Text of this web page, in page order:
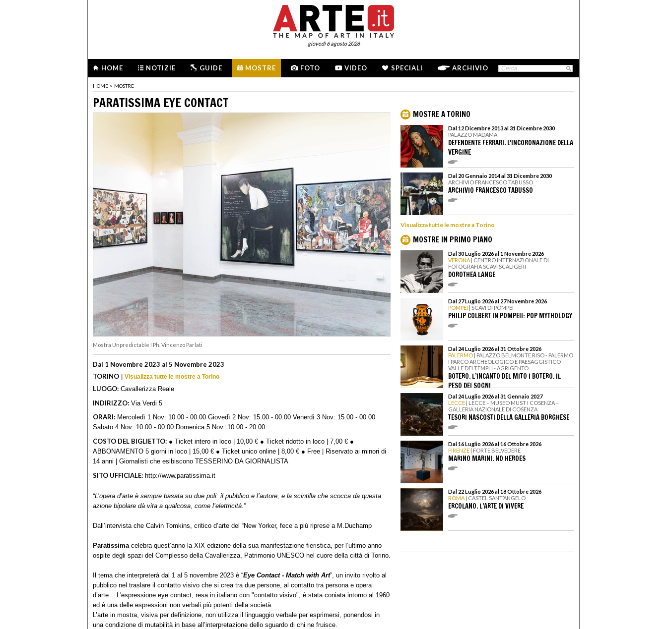
giovedì 6 agosto 2026
HOME NOTIZIE GUIDE MOSTRE FOTO VIDEO SPECIALI ARCHIVIO
HOME > MOSTRE
PARATISSIMA EYE CONTACT
Mostra Unpredictable I Ph. Vincenzo Parlati
Dal 1 Novembre 2023 al 5 Novembre 2023
TORINO | Visualizza tutte le mostre a Torino
LUOGO: Cavallerizza Reale
INDIRIZZO: Via Verdi 5
ORARI: Mercoledì 1 Nov: 10.00 - 00.00 Giovedì 2 Nov: 15.00 - 00.00 Venerdì 3 Nov: 15.00 - 00.00
Sabato 4 Nov: 10.00 - 00.00 Domenica 5 Nov: 10.00 - 20.00
COSTO DEL BIGLIETTO: ● Ticket intero in loco | 10,00 € ● Ticket ridotto in loco | 7,00 € ●
ABBONAMENTO 5 giorni in loco | 15,00 € ● Ticket unico online | 8,00 € ● Free | Riservato ai minori di
14 anni | Giornalisti che esibiscono TESSERINO DA GIORNALISTA
SITO UFFICIALE: http://www.paratissima.it
“L’opera d’arte è sempre basata su due poli: il pubblico e l’autore, e la scintilla che scocca da questa
azione bipolare dà vita a qualcosa, come l’elettricità.”
Dall’intervista che Calvin Tomkins, critico d’arte del “New Yorker, fece a più riprese a M.Duchamp
Paratissima celebra quest’anno la XIX edizione della sua manifestazione fieristica, per l’ultimo anno
ospite degli spazi del Complesso della Cavallerizza, Patrimonio UNESCO nel cuore della città di Torino.
Il tema che interpreterà dal 1 al 5 novembre 2023 è “Eye Contact - Match with Art”, un invito rivolto al
pubblico nel traslare il contatto visivo che si crea tra due persone, al contatto tra persona e opera
d’arte. L'espressione eye contact, resa in italiano con "contatto visivo", è stata coniata intorno al 1960
ed è una delle espressioni non verbali più potenti della società.
L’arte in mostra, visiva per definizione, non utilizza il linguaggio verbale per esprimersi, ponendosi in
una condizione di mutabilità in base all’interpretazione dello sguardo di chi ne fruisce.
MOSTRE A TORINO
Dal 12 Dicembre 2013 al 31 Dicembre 2030
PALAZZO MADAMA
DEFENDENTE FERRARI. L'INCORONAZIONE DELLA
VERGINE
Dal 20 Gennaio 2014 al 31 Dicembre 2030
ARCHIVIO FRANCESCO TABUSSO
ARCHIVIO FRANCESCO TABUSSO
Visualizza tutte le mostre a Torino
MOSTRE IN PRIMO PIANO
Dal 30 Luglio 2026 al 1 Novembre 2026
VERONA | CENTRO INTERNAZIONALE DI
FOTOGRAFIA SCAVI SCALIGERI
DOROTHEA LANGE
Dal 27 Luglio 2026 al 27 Novembre 2026
POMPEI | SCAVI DI POMPEI
PHILIP COLBERT IN POMPEII: POP MYTHOLOGY
Dal 24 Luglio 2026 al 31 Ottobre 2026
PALERMO | PALAZZO BELMONTE RISO - PALERMO
I PARCO ARCHEOLOGICO E PAESAGGISTICO
VALLE DEI TEMPLI - AGRIGENTO
BOTERO. L’INCANTO DEL MITO I BOTERO. IL
PESO DEI SOGNI
Dal 24 Luglio 2026 al 31 Gennaio 2027
LECCE | LECCE – MUSEO MUST I COSENZA –
GALLERIA NAZIONALE DI COSENZA
TESORI NASCOSTI DELLA GALLERIA BORGHESE
Dal 16 Luglio 2026 al 16 Ottobre 2026
FIRENZE | FORTE BELVEDERE
MARINO MARINI. NO HEROES
Dal 22 Luglio 2026 al 18 Ottobre 2026
ROMA | CASTEL SANT’ANGELO
ERCOLANO. L’ARTE DI VIVERE